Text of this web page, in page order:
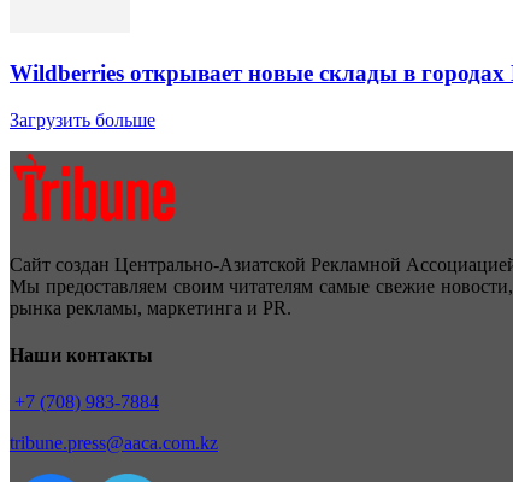
Wildberries открывает новые склады в городах
Загрузить больше
Сайт создан Центрально-Азиатской Рекламной
Мы предоставляем своим читателям самые свежие
рынка рекламы, маркетинга и PR.
Наши контакты
+7 (708) 983-7884
tribune.press@aaca.com.kz